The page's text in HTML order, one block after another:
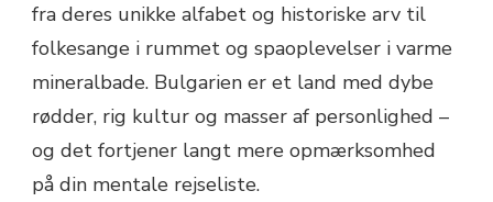
fra deres unikke alfabet og historiske arv til
folkesange i rummet og spaoplevelser i varme
mineralbade. Bulgarien er et land med dybe
rødder, rig kultur og masser af personlighed –
og det fortjener langt mere opmærksomhed
på din mentale rejseliste.